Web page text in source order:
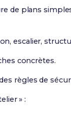
de plans
escalier,
concrètes.
règles de
» :